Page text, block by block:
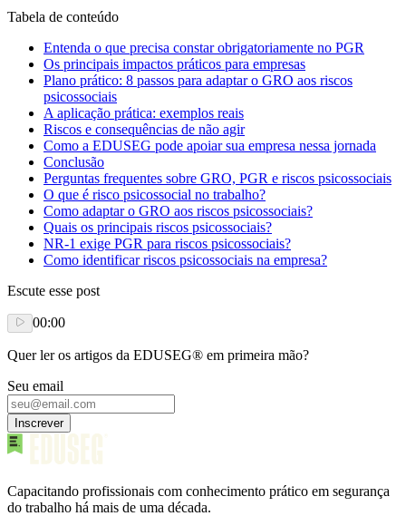
Tabela de conteúdo
Entenda o que precisa constar obrigatoriamente no PGR
Os principais impactos práticos para empresas
Plano prático: 8 passos para adaptar o GRO aos riscos
psicossociais
A aplicação prática: exemplos reais
Riscos e consequências de não agir
Como a EDUSEG pode apoiar sua empresa nessa jornada
Conclusão
Perguntas frequentes sobre GRO, PGR e riscos psicossociais
O que é risco psicossocial no trabalho?
Como adaptar o GRO aos riscos psicossociais?
Quais os principais riscos psicossociais?
NR-1 exige PGR para riscos psicossociais?
Como identificar riscos psicossociais na empresa?
Escute esse post
00:00
Quer ler os artigos da EDUSEG® em primeira mão?
Seu email
Inscrever
Capacitando profissionais com conhecimento prático em segurança
do trabalho há mais de uma década.